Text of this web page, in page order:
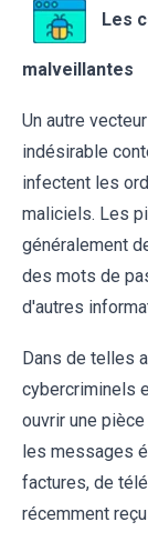
Les
malveillantes
Un autre
indésirable
infectent les
maliciels. Les
généralement
des mots de
d'autres
Dans de telles
cybercriminels
ouvrir une
les messages
factures, de
récemment